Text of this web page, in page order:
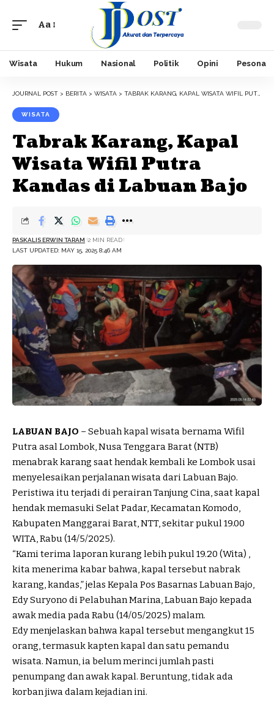
Font
Aa
Wisata Hukum Nasional Politik Opini Pesona
JOURNAL POST > BERITA > WISATA > TABRAK KARANG, KAPAL WISATA WIFIL PUTRA KANDAS DI LABUAN BAJO
WISATA
Tabrak Karang, Kapal
Wisata Wifil Putra
Kandas di Labuan Bajo
LAST UPDATED: MAY 15, 2025 8:46 AM
PASKALIS ERWIN TARAM 2 MIN READ
LABUAN BAJO – Sebuah kapal wisata bernama Wifil
Putra asal Lombok, Nusa Tenggara Barat (NTB)
menabrak karang saat hendak kembali ke Lombok usai
menyelesaikan perjalanan wisata dari Labuan Bajo.
Peristiwa itu terjadi di perairan Tanjung Cina, saat kapal
hendak memasuki Selat Padar, Kecamatan Komodo,
Kabupaten Manggarai Barat, NTT, sekitar pukul 19.00
WITA, Rabu (14/5/2025).
“Kami terima laporan kurang lebih pukul 19.20 (Wita) ,
kita menerima kabar bahwa, kapal tersebut nabrak
karang, kandas,” jelas Kepala Pos Basarnas Labuan Bajo,
Edy Suryono di Pelabuhan Marina, Labuan Bajo kepada
awak media pada Rabu (14/05/2025) malam.
Edy menjelaskan bahwa kapal tersebut mengangkut 15
orang, termasuk kapten kapal dan satu pemandu
wisata. Namun, ia belum merinci jumlah pasti
penumpang dan awak kapal. Beruntung, tidak ada
korban jiwa dalam kejadian ini.